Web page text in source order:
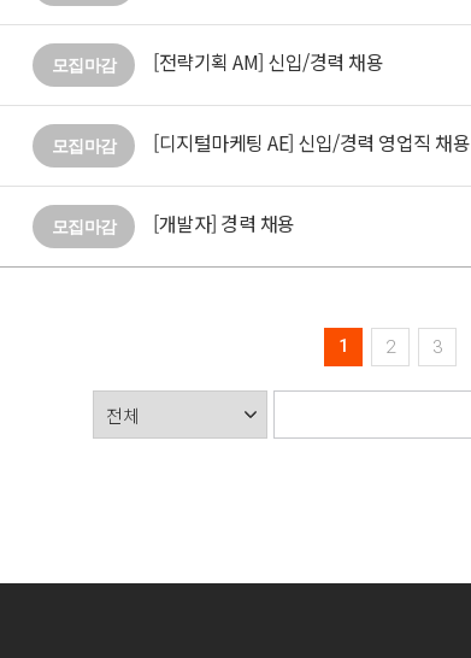
모집마감 [전략기획 AM] 신입/경력 채용
모집마감 [디지털마케팅 AE] 신입/경력 영업직 채용
모집마감 [개발자] 경력 채용
1 2 3